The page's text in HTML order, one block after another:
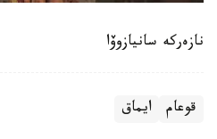
نازەركە سانيازوۆا
قوعام ايماق